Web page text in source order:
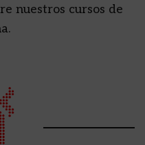
nuestros cursos de